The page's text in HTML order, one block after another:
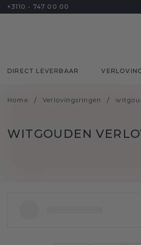
+3110 - 747 00 00
DIRECT LEVERBAAR
Home / Verlovingsringen /
WITGOUDEN